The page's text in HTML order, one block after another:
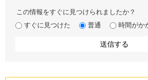
この情報をすぐに見つけられましたか？
すぐに見つけた
普通 時間がか